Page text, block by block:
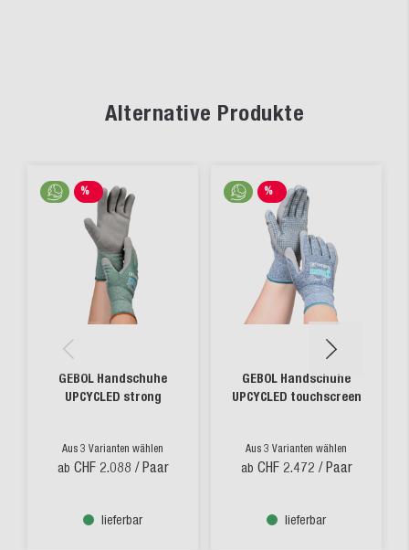
Alternative Produkte
%
GEBOL Handschuhe
UPCYCLED strong
Aus 3 Varianten wählen
ab CHF 2.088 / Paar
lieferbar
%
SALE
GEBOL Handschuhe
UPCYCLED touchscreen
Aus 3 Varianten wählen
ab CHF 2.472 / Paar
lieferbar